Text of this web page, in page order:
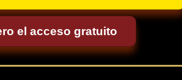
el acceso gratuito